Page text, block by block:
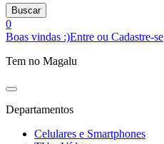
Buscar
0
Boas vindas :)Entre ou Cadastre-se
Tem no Magalu
Departamentos
Celulares e Smartphones